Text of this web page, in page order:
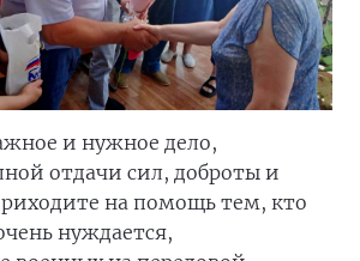
и нужное дело,
отдачи сил, доброты и
на помощь тем, кто
нуждается,